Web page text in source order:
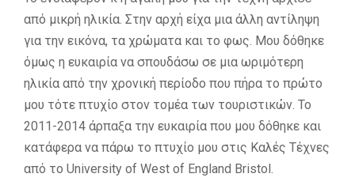
από μικρή ηλικία. Στην αρχή είχα μια άλλη αντίληψη
για την εικόνα, τα χρώματα και το φως. Μου δόθηκε
όμως η ευκαιρία να σπουδάσω σε μια ωριμότερη
ηλικία από την χρονική περίοδο που πήρα το πρώτο
μου τότε πτυχίο στον τομέα των τουριστικών. Το
2011-2014 άρπαξα την ευκαιρία που μου δόθηκε και
κατάφερα να πάρω το πτυχίο μου στις Καλές Τέχνες
από το University of West of England Bristol.